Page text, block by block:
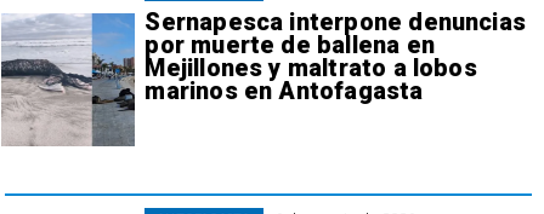
Sernapesca interpone denuncias
por muerte de ballena en
Mejillones y maltrato a lobos
marinos en Antofagasta